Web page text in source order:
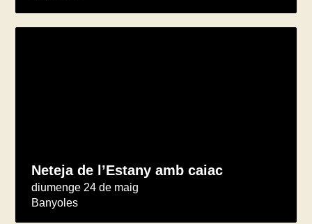
Neteja de l’Estany amb caiac
diumenge 24 de maig
Banyoles